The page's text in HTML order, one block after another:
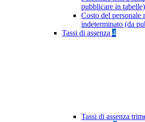
pubblicare in tabelle)
Costo del personale
indeterminato (da
Tassi di assenza 4
Tassi di assenza